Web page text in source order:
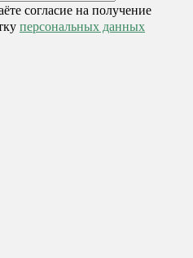
согласие на получение
персональных данных